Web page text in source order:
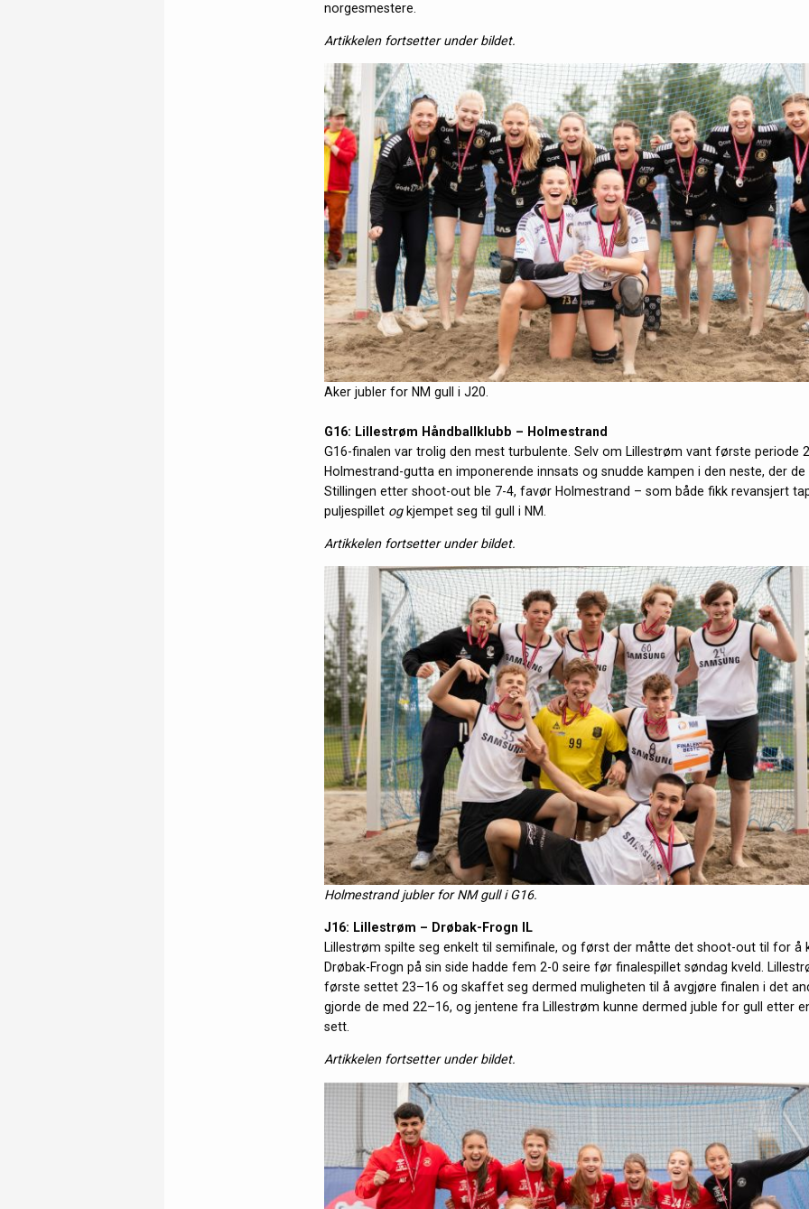
norgesmestere.
Artikkelen fortsetter under bildet.
Aker jubler for NM gull i J20.
G16: Lillestrøm Håndballklubb – Holmestrand
G16-finalen var trolig den mest turbulente. Selv om Lillestrøm vant første periode
Holmestrand-gutta en imponerende innsats og snudde kampen i den neste, der de
Stillingen etter shoot-out ble 7-4, favør Holmestrand – som både fikk revansjert
puljespillet og kjempet seg til gull i NM.
Artikkelen fortsetter under bildet.
Holmestrand jubler for NM gull i G16.
J16: Lillestrøm – Drøbak-Frogn IL
Lillestrøm spilte seg enkelt til semifinale, og først der måtte det shoot-out til for å
Drøbak-Frogn på sin side hadde fem 2-0 seire før finalespillet søndag kveld.
første settet 23–16 og skaffet seg dermed muligheten til å avgjøre finalen i det
gjorde de med 22–16, og jentene fra Lillestrøm kunne dermed juble for gull etter
sett.
Artikkelen fortsetter under bildet.